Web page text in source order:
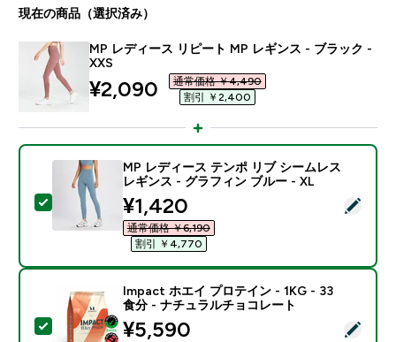
現在の商品（選択済み）
MP レディース リピート MP レギンス - ブラック -
XXS
discounted price
¥2,090‎
通常価格 ￥4,490‎
割引 ￥2,400‎
この商品を選択 - MP レディース テンポ リブ シーム
MP レディース テンポ リブ シームレス
レギンス - グラフィン ブルー - XL
discounted price
¥1,420‎
通常価格 ￥6,190‎
割引 ￥4,770‎
この商品を選択 - Impact ホエイ プロテイン - 1KG -
Impact ホエイ プロテイン - 1KG - 33
食分 - ナチュラルチョコレート
discounted price
¥5,590‎